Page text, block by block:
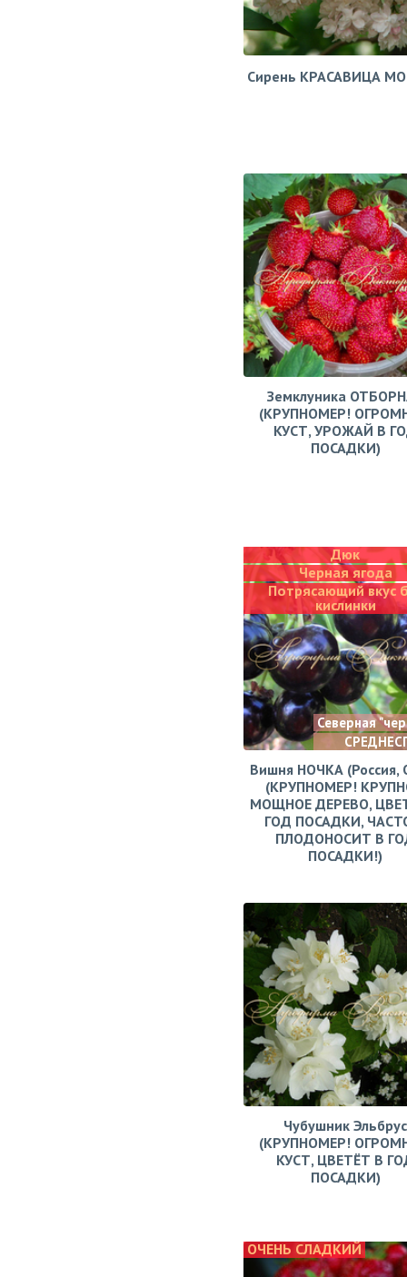
Сирень КРАСАВИЦА
Земклуника
(КРУПНОМЕР!
КУСТ, УРОЖАЙ В
ПОСАДКИ)
Дюк
Черная ягода
Потрясающий вкус
кислинки
Северная
Вишня НОЧКА (Россия,
(КРУПНОМЕР!
МОЩНОЕ ДЕРЕВО,
ГОД ПОСАДКИ,
ПЛОДОНОСИТ В
ПОСАДКИ!)
Чубушник Эльбрус
(КРУПНОМЕР!
КУСТ, ЦВЕТЁТ В
ПОСАДКИ)
ОЧЕНЬ СЛАДКИЙ